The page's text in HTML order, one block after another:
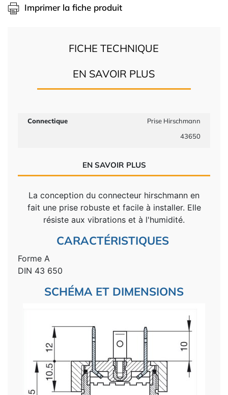
Imprimer la fiche produit
FICHE TECHNIQUE
EN SAVOIR PLUS
Connectique
Prise Hirschmann
43650
EN SAVOIR PLUS
La conception du connecteur hirschmann en
fait une prise robuste et facile à installer. Elle
résiste aux vibrations et à l'humidité.
CARACTÉRISTIQUES
Forme A
DIN 43 650
SCHÉMA ET DIMENSIONS